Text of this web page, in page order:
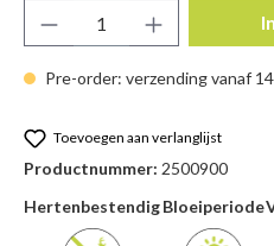
Pre-order: verzending vanaf
Toevoegen aan verlanglijst
Productnummer: 2500900
HertenbestendigBloeiperiode